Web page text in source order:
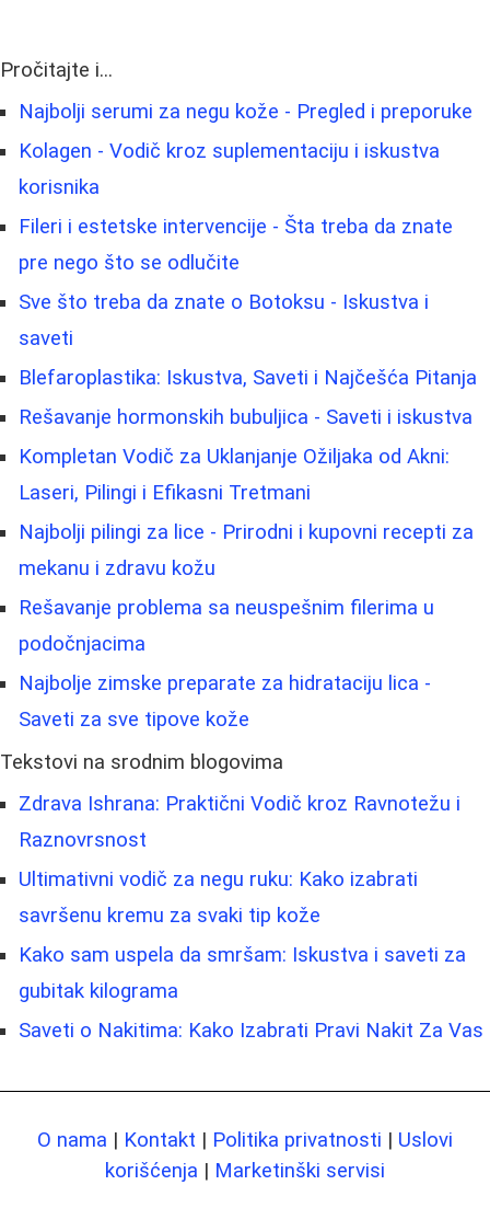
Pročitajte i...
Najbolji serumi za negu kože - Pregled i preporuke
Kolagen - Vodič kroz suplementaciju i iskustva
korisnika
Fileri i estetske intervencije - Šta treba da znate
pre nego što se odlučite
Sve što treba da znate o Botoksu - Iskustva i
saveti
Blefaroplastika: Iskustva, Saveti i Najčešća Pitanja
Rešavanje hormonskih bubuljica - Saveti i iskustva
Kompletan Vodič za Uklanjanje Ožiljaka od Akni:
Laseri, Pilingi i Efikasni Tretmani
Najbolji pilingi za lice - Prirodni i kupovni recepti za
mekanu i zdravu kožu
Rešavanje problema sa neuspešnim filerima u
podočnjacima
Najbolje zimske preparate za hidrataciju lica -
Saveti za sve tipove kože
Tekstovi na srodnim blogovima
Zdrava Ishrana: Praktični Vodič kroz Ravnotežu i
Raznovrsnost
Ultimativni vodič za negu ruku: Kako izabrati
savršenu kremu za svaki tip kože
Kako sam uspela da smršam: Iskustva i saveti za
gubitak kilograma
Saveti o Nakitima: Kako Izabrati Pravi Nakit Za Vas
O nama | Kontakt | Politika privatnosti | Uslovi
korišćenja | Marketinški servisi